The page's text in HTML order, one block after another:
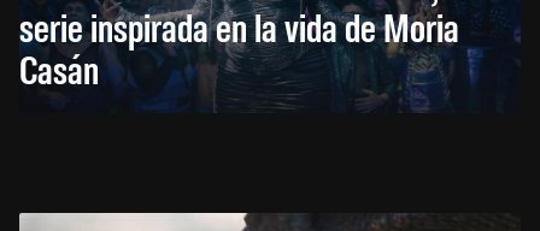
serie inspirada en la vida de Moria
Casán